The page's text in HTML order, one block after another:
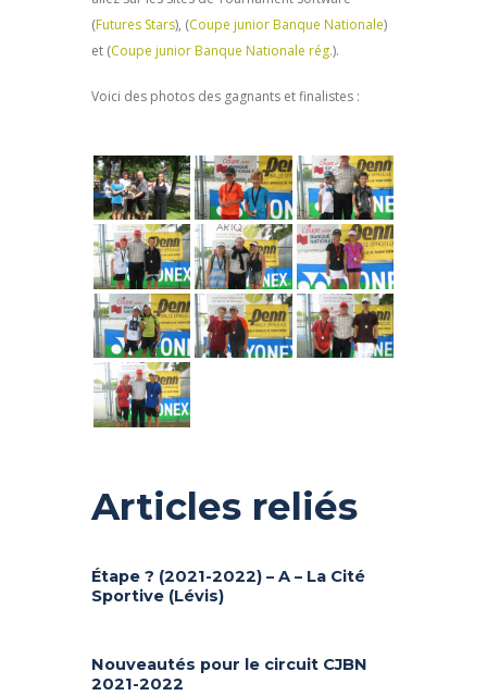
(Futures Stars), (Coupe junior Banque Nationale)
et (Coupe junior Banque Nationale rég.).
Voici des photos des gagnants et finalistes :
Articles reliés
Étape ? (2021-2022) – A – La Cité
Sportive (Lévis)
Nouveautés pour le circuit CJBN
2021-2022